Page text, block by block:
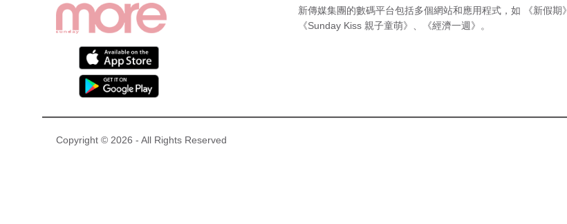
新傳媒集團的數碼平台包括多個網站和應用程式，如 《新假期》
《Sunday Kiss 親子童萌》 、 《經濟一週》 。
Copyright © 2026 - All Rights Reserved